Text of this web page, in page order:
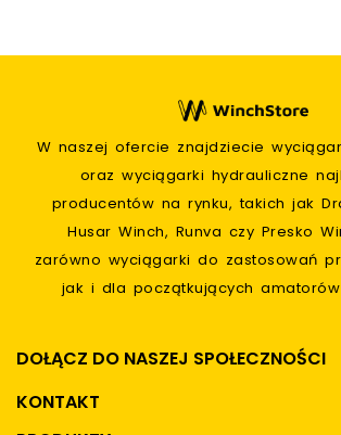
W naszej ofercie znajdziecie
oraz wyciągarki hydrauliczne
producentów na rynku, takich jak
Husar Winch, Runva czy Presko
zarówno wyciągarki do zastosowań
jak i dla początkujących
DOŁĄCZ DO NASZEJ SPOŁECZNOŚCI
KONTAKT